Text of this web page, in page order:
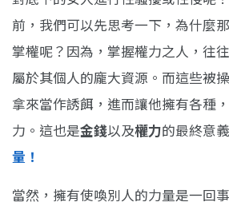
前，我們可以先思考一下，為什麼
掌權呢？因為，掌握權力之人，往
屬於其個人的龐大資源。而這些被
拿來當作誘餌，進而讓他擁有各種
力。這也是金錢以及權力的最終意義
量！
當然，擁有使喚別人的力量是一回